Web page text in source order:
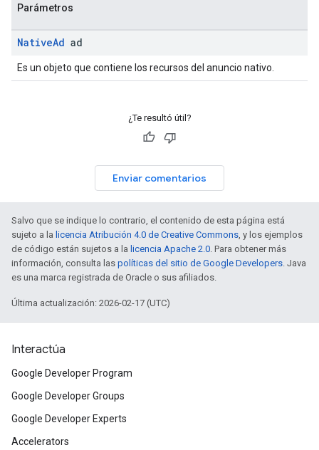
Parámetros
NativeAd ad
Es un objeto que contiene los recursos del anuncio nativo.
¿Te resultó útil?
Enviar comentarios
Salvo que se indique lo contrario, el contenido de esta página está
sujeto a la licencia Atribución 4.0 de Creative Commons, y los ejemplos
de código están sujetos a la licencia Apache 2.0. Para obtener más
información, consulta las políticas del sitio de Google Developers. Java
es una marca registrada de Oracle o sus afiliados.
Última actualización: 2026-02-17 (UTC)
Interactúa
Google Developer Program
Google Developer Groups
Google Developer Experts
Accelerators